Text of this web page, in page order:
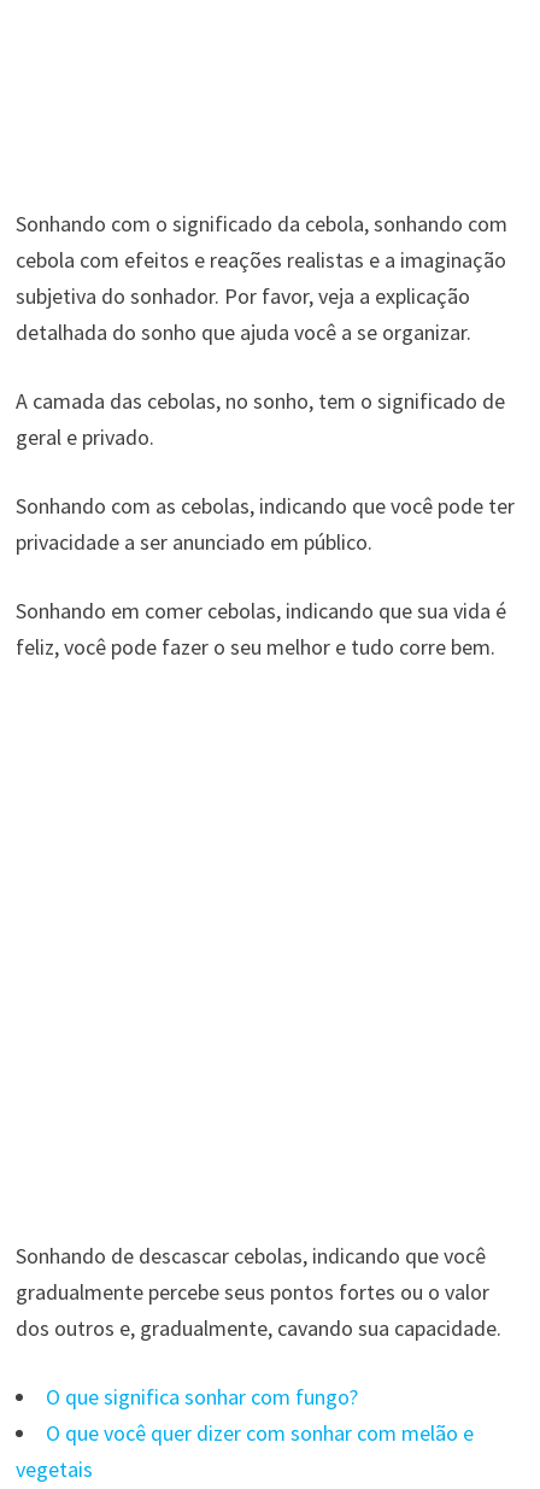
Sonhando com o significado da cebola, sonhando com
cebola com efeitos e reações realistas e a imaginação
subjetiva do sonhador. Por favor, veja a explicação
detalhada do sonho que ajuda você a se organizar.
A camada das cebolas, no sonho, tem o significado de
geral e privado.
Sonhando com as cebolas, indicando que você pode ter
privacidade a ser anunciado em público.
Sonhando em comer cebolas, indicando que sua vida é
feliz, você pode fazer o seu melhor e tudo corre bem.
Sonhando de descascar cebolas, indicando que você
gradualmente percebe seus pontos fortes ou o valor
dos outros e, gradualmente, cavando sua capacidade.
O que significa sonhar com fungo?
O que você quer dizer com sonhar com melão e
vegetais